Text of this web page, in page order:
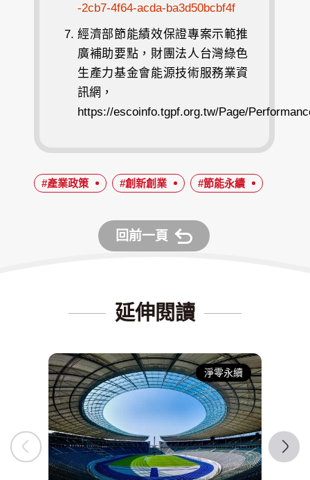
-2cb7-4f64-acda-ba3d50bcbf4f
經濟部節能績效保證專案示範推
廣補助要點，財團法人台灣綠色
生產力基金會能源技術服務業資
訊網，
https://escoinfo.tgpf.org.tw/Page/
#產業政策 #創新創業 #節能永續
回前一頁
延伸閱讀
淨零永續